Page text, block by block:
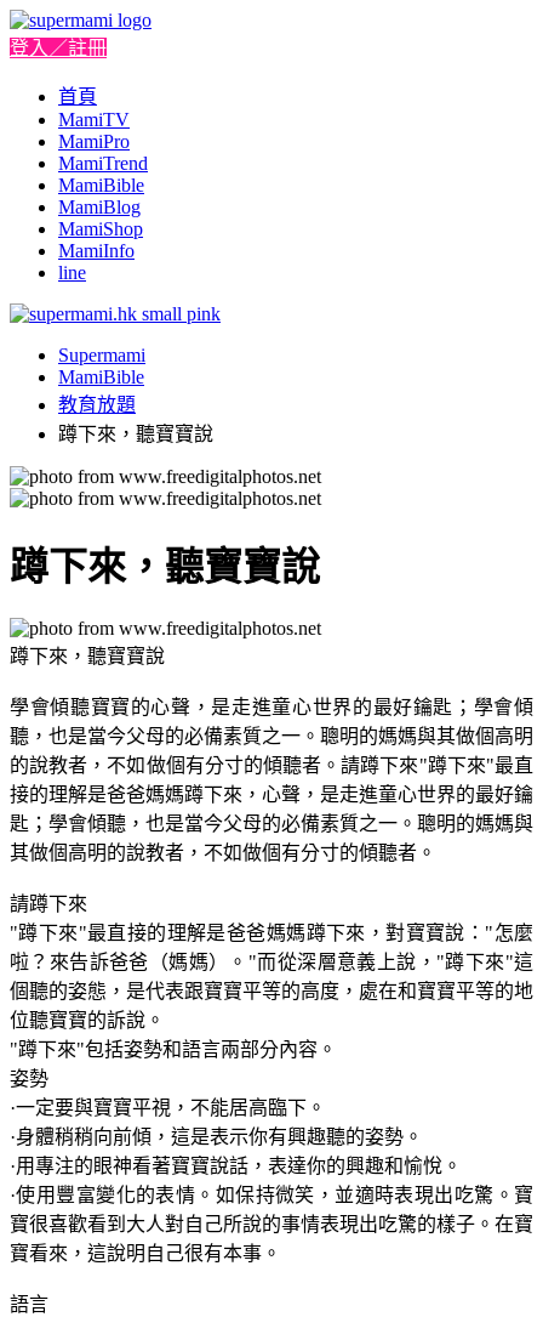
登入／註冊
首頁
MamiTV
MamiPro
MamiTrend
MamiBible
MamiBlog
MamiShop
MamiInfo
line
Supermami
MamiBible
教育放題
蹲下來，聽寶寶說
蹲下來，聽寶寶說
蹲下來，聽寶寶說
學會傾聽寶寶的心聲，是走進童心世界的最好鑰匙；學會傾
聽，也是當今父母的必備素質之一。聰明的媽媽與其做個高明
的說教者，不如做個有分寸的傾聽者。請蹲下來"蹲下來"最直
接的理解是爸爸媽媽蹲下來，心聲，是走進童心世界的最好鑰
匙；學會傾聽，也是當今父母的必備素質之一。聰明的媽媽與
其做個高明的說教者，不如做個有分寸的傾聽者。
請蹲下來
"蹲下來"最直接的理解是爸爸媽媽蹲下來，對寶寶說："怎麼
啦？來告訴爸爸（媽媽）。"而從深層意義上說，"蹲下來"這
個聽的姿態，是代表跟寶寶平等的高度，處在和寶寶平等的地
位聽寶寶的訴說。
"蹲下來"包括姿勢和語言兩部分內容。
姿勢
·一定要與寶寶平視，不能居高臨下。
·身體稍稍向前傾，這是表示你有興趣聽的姿勢。
·用專注的眼神看著寶寶說話，表達你的興趣和愉悅。
·使用豐富變化的表情。如保持微笑，並適時表現出吃驚。寶
寶很喜歡看到大人對自己所說的事情表現出吃驚的樣子。在寶
寶看來，這說明自己很有本事。
語言